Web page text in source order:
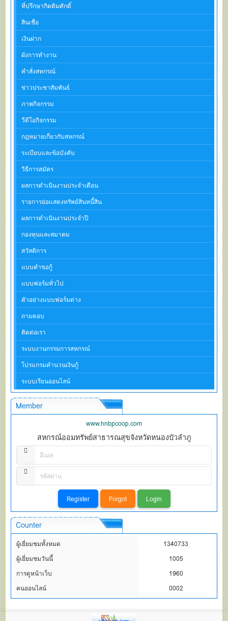
ที่ปรึกษากิตติมศักดิ์
สินเชื่อ
เงินฝาก
ผังการทำงาน
คำสั่งสหกรณ์
ข่าวประชาสัมพันธ์
ภาพกิจกรรม
วีดีโอกิจกรรม
กฎหมายเกี่ยวกับสหกรณ์
ระเบียบและข้อบังคับ
วิธีการสมัคร
ผลการดำเนินงานประจำเดือน
รายการย่อแสดงทรัพย์สินหนี้สิน
ผลการดำเนินงานประจำปี
กองทุนและสมาคม
สวัสดิการ
แบบคำขอกู้
แบบฟอร์มทั่วไป
ตัวอย่างแบบฟอร์มต่าง
ถามตอบ
ติดต่อเรา
ระบบงานกรรมการสหกรณ์
โปรแกรมคำนวนเงินกู้
ระบบเรียนออนไลน์
Member
www.hnbpcoop.com
สหกรณ์ออมทรัพย์สาธารณสุขจังหวัดหนองบัวลำภู
Counter
ผู้เยี่ยมชมทั้งหมด
1340733
ผู้เยี่ยมชมวันนี้
1005
การดูหน้าเว็บ
1960
คนออนไลน์
0002